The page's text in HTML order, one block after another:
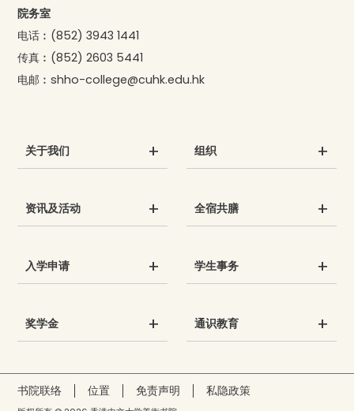
院务室
电话︰ (852) 3943 1441
传真︰ (852) 2603 5441
电邮︰shho-college@cuhk.edu.hk
关于我们 组织
资讯及活动 全宿共膳
入学申请 学生事务
奖学金 通识教育
书院联络 位置 免责声明 私隐政策